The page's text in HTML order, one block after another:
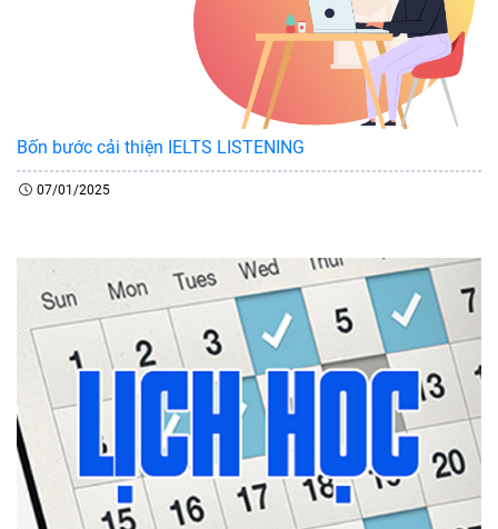
Bốn bước cải thiện IELTS LISTENING
07/01/2025